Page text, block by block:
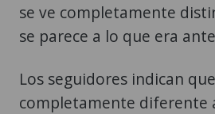
se ve completamente
se parece a lo que era
Los seguidores indican
completamente diferente